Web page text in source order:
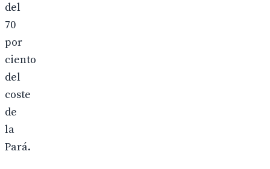
del
70
por
ciento
del
coste
de
la
Pará.